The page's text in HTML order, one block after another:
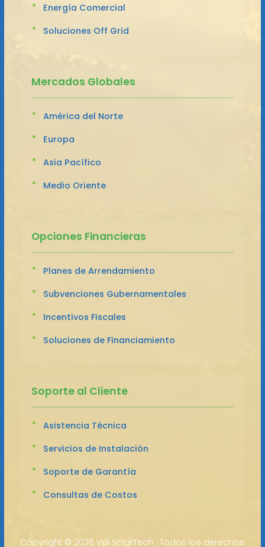
Energía Comercial
Soluciones Off Grid
Mercados Globales
América del Norte
Europa
Asia Pacífico
Medio Oriente
Opciones Financieras
Planes de Arrendamiento
Subvenciones Gubernamentales
Incentivos Fiscales
Soluciones de Financiamiento
Soporte al Cliente
Asistencia Técnica
Servicios de Instalación
Soporte de Garantía
Consultas de Costos
Copyright © 2026 Val SolarTech · Todos los derechos